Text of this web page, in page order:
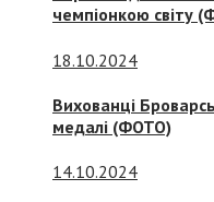
чемпіонкою світу
18.10.2024
Вихованці
медалі (ФОТО)
14.10.2024